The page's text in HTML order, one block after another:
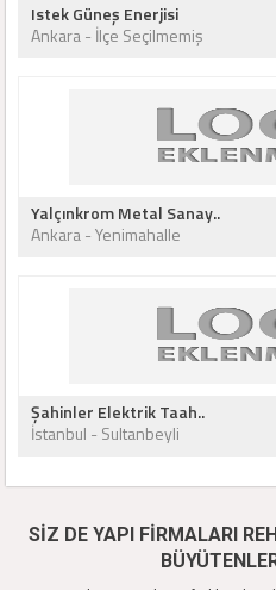
Istek Güneş Enerjisi
Ankara - İlçe Seçilmemiş
Yalçınkrom Metal Sanay..
Ankara - Yenimahalle
Şahinler Elektrik Taah..
İstanbul - Sultanbeyli
SİZ DE YAPI FİRMALARI